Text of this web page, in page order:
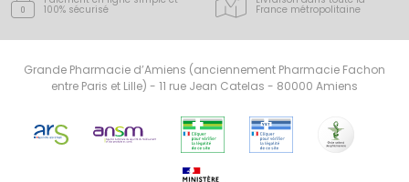
100% sécurisé France métropolitaine
Grande Pharmacie d’Amiens (anciennement Pharmacie Fachon
entre Paris et Lille) - 11 rue Jean Catelas - 80000 Amiens